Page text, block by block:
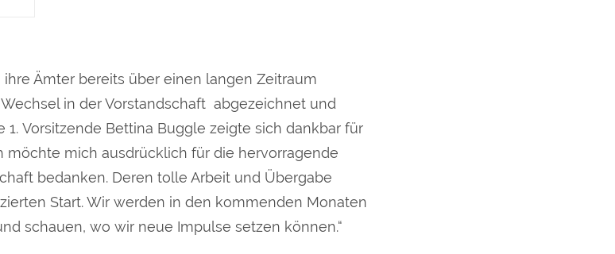
Ämter bereits über einen langen Zeitraum
in der Vorstandschaft abgezeichnet und
Vorsitzende Bettina Buggle zeigte sich dankbar für
möchte mich ausdrücklich für die hervorragende
bedanken. Deren tolle Arbeit und Übergabe
Start. Wir werden in den kommenden Monaten
schauen, wo wir neue Impulse setzen können.“